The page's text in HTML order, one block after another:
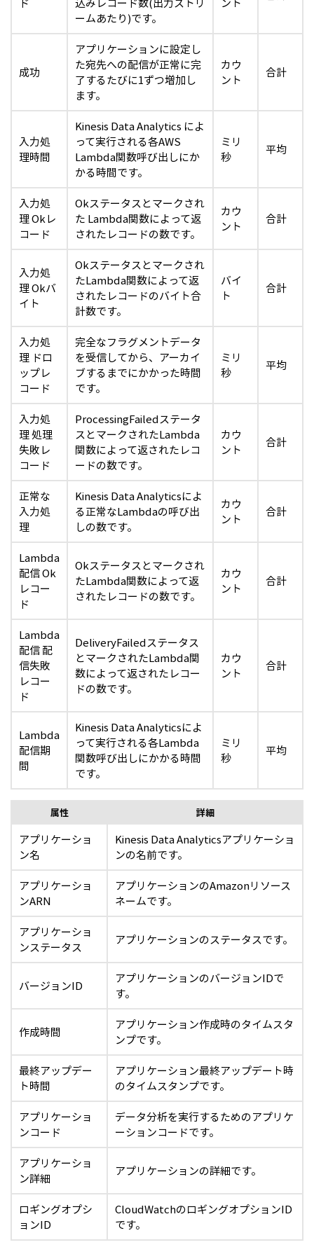
ームあたり)です。
成功
アプリケーションに設定し
た宛先への配信が正常に完
了するたびに1ずつ増加し
ます。
カウ
ント
合計
入力処
理時間
Kinesis Data Analytics によ
って実行される各AWS
Lambda関数呼び出しにか
かる時間です。
ミリ
秒
平均
入力処
理 Okレ
コード
Okステータスとマークされ
た Lambda関数によって返
されたレコードの数です。
カウ
ント
合計
入力処
理 Okバ
イト
Okステータスとマークされ
たLambda関数によって返
されたレコードのバイト合
計数です。
バイ
ト
合計
入力処
理 ドロ
ップレ
コード
完全なフラグメントデータ
を受信してから、アーカイ
ブするまでにかかった時間
です。
ミリ
秒
平均
入力処
理 処理
失敗レ
コード
ProcessingFailedステータ
スとマークされたLambda
関数によって返されたレコ
ードの数です。
カウ
ント
合計
正常な
入力処
理
Kinesis Data Analyticsによ
る正常なLambdaの呼び出
しの数です。
カウ
ント
合計
Lambda
配信 Ok
レコー
ド
Okステータスとマークされ
たLambda関数によって返
されたレコードの数です。
カウ
ント
合計
Lambda
配信 配
信失敗
レコー
ド
DeliveryFailedステータス
とマークされたLambda関
数によって返されたレコー
ドの数です。
カウ
ント
合計
Lambda
配信期
間
Kinesis Data Analyticsによ
って実行される各Lambda
関数呼び出しにかかる時間
です。
ミリ
秒
平均
属性 詳細
アプリケーショ
ン名
Kinesis Data Analyticsアプリケーショ
ンの名前です。
アプリケーショ
ンARN
アプリケーションのAmazonリソース
ネームです。
アプリケーショ
ンステータス
アプリケーションのステータスです。
バージョンID
アプリケーションのバージョンIDで
す。
作成時間
アプリケーション作成時のタイムスタ
ンプです。
最終アップデー
ト時間
アプリケーション最終アップデート時
のタイムスタンプです。
アプリケーショ
ンコード
データ分析を実行するためのアプリケ
ーションコードです。
アプリケーショ
ン詳細
アプリケーションの詳細です。
ロギングオプシ
ョンID
CloudWatchのロギングオプションID
です。